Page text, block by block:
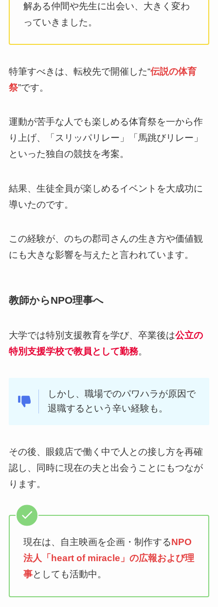
解ある仲間や先生に出会い、大きく変わ
っていきました。
特筆すべきは、転校先で開催した“伝説の体育
祭”です。
運動が苦手な人でも楽しめる体育祭を一から作
り上げ、「スリッパリレー」「馬跳びリレー」
といった独自の競技を考案。
結果、生徒全員が楽しめるイベントを大成功に
導いたのです。
この経験が、のちの郡司さんの生き方や価値観
にも大きな影響を与えたと言われています。
教師からNPO理事へ
大学では特別支援教育を学び、卒業後は公立の
特別支援学校で教員として勤務。
しかし、職場でのパワハラが原因で
退職するという辛い経験も。
その後、眼鏡店で働く中で人との接し方を再確
認し、同時に現在の夫と出会うことにもつなが
ります。
現在は、自主映画を企画・制作するNPO
法人「heart of miracle」の広報および理
事としても活動中。